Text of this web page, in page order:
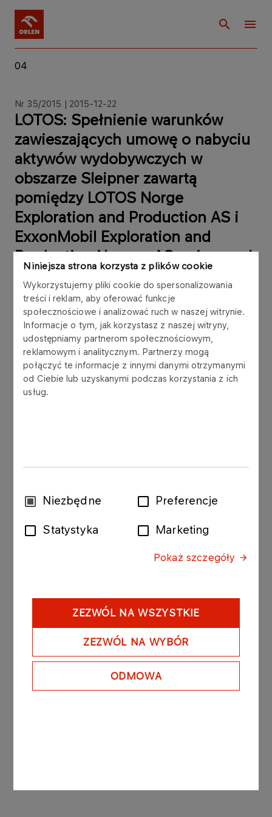
Niniejsza strona korzysta z plików cookie
Wykorzystujemy pliki cookie do spersonalizowania
treści i reklam, aby oferować funkcje
społecznościowe i analizować ruch w naszej witrynie.
Informacje o tym, jak korzystasz z naszej witryny,
udostępniamy partnerom społecznościowym,
reklamowym i analitycznym. Partnerzy mogą
połączyć te informacje z innymi danymi otrzymanymi
od Ciebie lub uzyskanymi podczas korzystania z ich
usług.
WybórNiezbędne Preferencje
Statystyka Marketing
Pokaż szczegóły
ZEZWÓL NA WSZYSTKIE
ZEZWÓL NA WYBÓR
ODMOWA
04
Nr 35/2015 | 2015-12-22
LOTOS: Spełnienie warunków
zawieszających umowę o nabyciu
aktywów wydobywczych w
obszarze Sleipner zawartą
pomiędzy LOTOS Norge
Exploration and Production AS i
ExxonMobil Exploration and
Production Norway AS związanych
z pozyskaniem norweskich zgód
administracyjnych
W uzupełnieniu raportu bieżącego nr 30/2015 z
dnia 31 października 2015 roku, dotyczącego
umowy nabycia pakietu aktywów o znacznej
Petrobaltic), Zarząd Grupy LOTOS S.A. informuje,
spełnieniu warunków zawieszających ww.
umowę, związanych z uzyskaniem wymaganych
zgód administracyjnych Ministerstwa Finansów i
Ministerstwa Ropy w Norwegii. Zamknięcie
transakcji planowane jest do 31 grudnia 2015
Podstawą prawną przekazania raportu bieżącego
jest §5 ust.1 pkt. 4 Rozporządzenia Ministra
Finansów z dnia 19 lutego 2009 r. z późniejszymi
zmianami w sprawie informacji bieżących i
okresowych przekazywanych przez emitentów
papierów wartościowych oraz warunków uznania
za równoważne informacji wymaganych